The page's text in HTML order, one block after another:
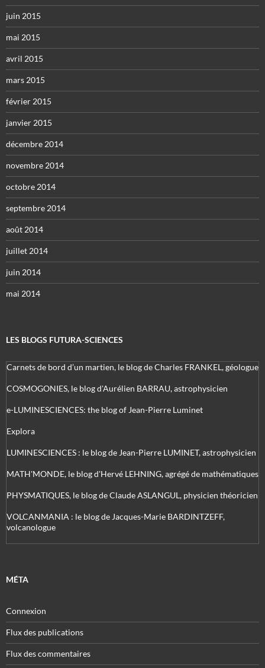
juin 2015
mai 2015
avril 2015
mars 2015
février 2015
janvier 2015
décembre 2014
novembre 2014
octobre 2014
septembre 2014
août 2014
juillet 2014
juin 2014
mai 2014
LES BLOGS FUTURA-SCIENCES
Carnets de bord d’un martien, le blog de Charles FRANKEL, géologue
COSMOGONIES, le blog d'Aurélien BARRAU, astrophysicien
e-LUMINESCIENCES: the blog of Jean-Pierre Luminet
Explora
LUMINESCIENCES : le blog de Jean-Pierre LUMINET, astrophysicien
MATH'MONDE, le blog d'Hervé LEHNING, agrégé de mathématiques
PHYSMATIQUES, le blog de Claude ASLANGUL, physicien théoricien
VOLCANMANIA : le blog de Jacques-Marie BARDINTZEFF,
volcanologue
MÉTA
Connexion
Flux des publications
Flux des commentaires